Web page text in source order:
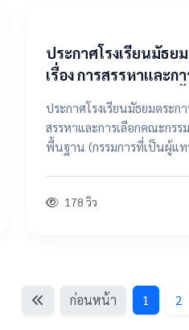
ประกาศโรงเรียนมัธย
เรื่อง การสรรหาและก
กรรมการสถานศึกษา
(กรรมการที่เป็นผู้แทน
ส่วนท้องถิ่น แทนตำแหน่
ประกาศโรงเรียนมัธยมตระก
สรรหาและการเลือกคณะกร
พื้นฐาน (กรรมการที่เป็นผู้แ
178 วิว
ก่อนหน้า 1 2